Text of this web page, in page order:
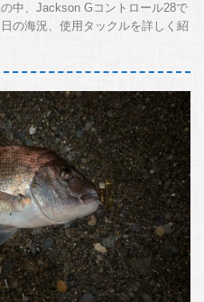
中、Jackson Gコントロール28で
の海況、使用タックルを詳しく紹